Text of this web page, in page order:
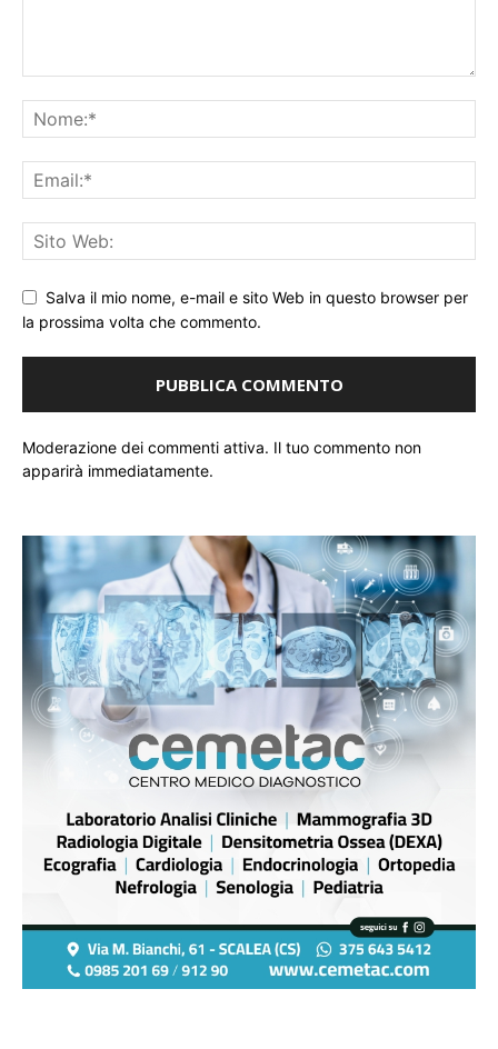
Salva il mio nome, e-mail e sito Web in questo browser per
la prossima volta che commento.
Moderazione dei commenti attiva. Il tuo commento non
apparirà immediatamente.